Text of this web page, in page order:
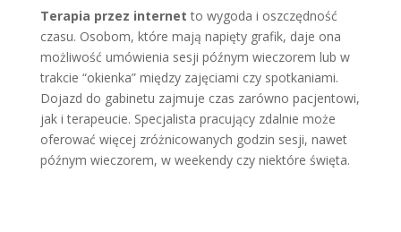
Terapia przez internet to wygoda i oszczędność
czasu. Osobom, które mają napięty grafik, daje ona
możliwość umówienia sesji późnym wieczorem lub w
trakcie “okienka” między zajęciami czy spotkaniami.
Dojazd do gabinetu zajmuje czas zarówno pacjentowi,
jak i terapeucie. Specjalista pracujący zdalnie może
oferować więcej zróżnicowanych godzin sesji, nawet
późnym wieczorem, w weekendy czy niektóre święta.